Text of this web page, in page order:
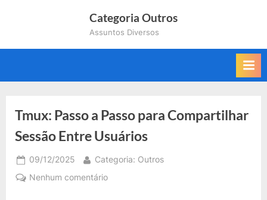
Categoria Outros
Assuntos Diversos
Tmux: Passo a Passo para Compartilhar
Sessão Entre Usuários
Posted
on
09/12/2025 By
Categoria: Outros
Nenhum comentárioem